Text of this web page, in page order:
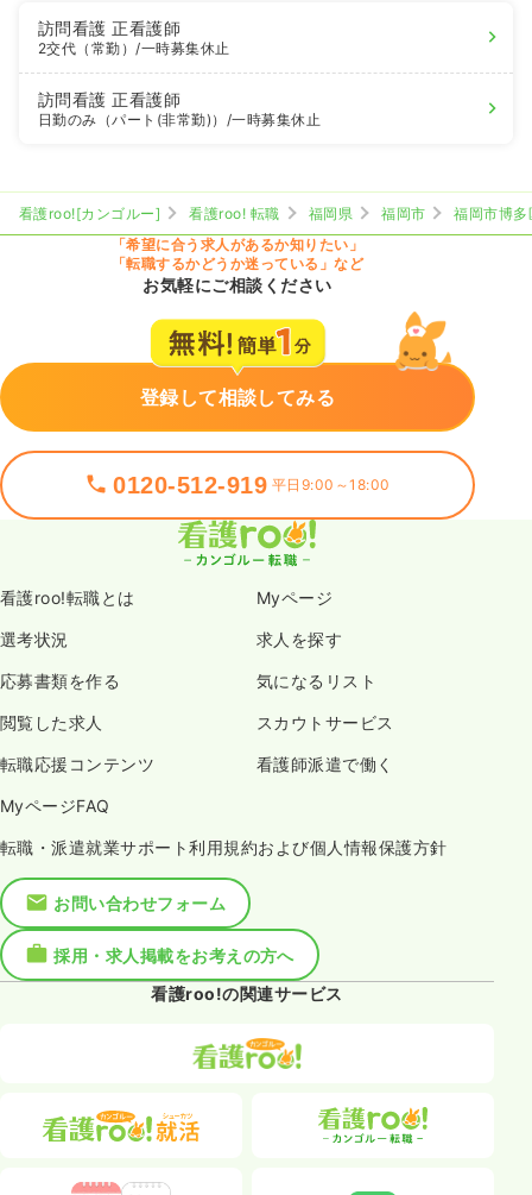
訪問看護正看護師
2交代（常勤） /一時募集休止
訪問看護正看護師
日勤のみ（パート(非常勤)） /一時募集休止
看護roo![カンゴルー] 看護roo! 転職 福岡県 福岡市
福岡市博多
「希望に合う求人があるか知りたい」
「転職するかどうか迷っている」など
お気軽にご相談ください
登録して相談してみる
0120-512-919 平日9:00～18:00
看護roo!転職とは Myページ
選考状況 求人を探す
応募書類を作る 気になるリスト
閲覧した求人 スカウトサービス
転職応援コンテンツ 看護師派遣で働く
MyページFAQ
転職・派遣就業サポート利用規約および個人情報保護方針
お問い合わせフォーム
採用・求人掲載をお考えの方へ
看護roo!の関連サービス